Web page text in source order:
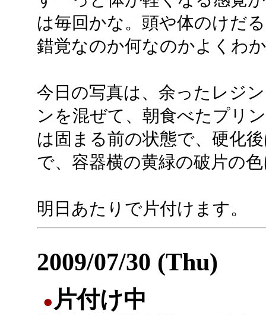
は毎回かな。頭や体のけだ
錯覚なのか何なのかよくわ
今日の写真は、余ったレジ
ンを混ぜて、朝食べたプリ
は固まる前の状態で、硬化
で、容器横の黄緑の破片の
明日あたりで片付けます。
2009/07/30 (Thu)
● 片付け中